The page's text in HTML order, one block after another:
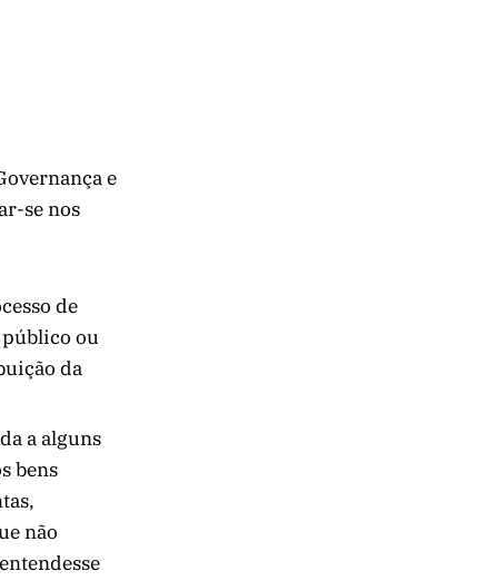
e
se nos
de
público ou
da
a alguns
bens
não